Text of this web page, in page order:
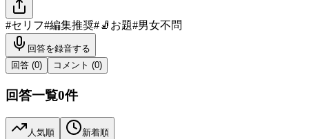
#セリフ#編集推奨#🧦お題#男女不問
回答を録音する
回答 (0) コメント (0)
回答一覧0件
人気順 新着順